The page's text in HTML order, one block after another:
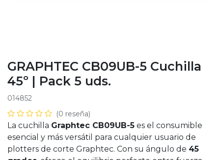
GRAPHTEC CB09UB-5 Cuchilla
45º | Pack 5 uds.
014852
(0 reseña)
La cuchilla Graphtec CB09UB-5 es el consumible
esencial y más versátil para cualquier usuario de
plotters de corte Graphtec. Con su ángulo de 45